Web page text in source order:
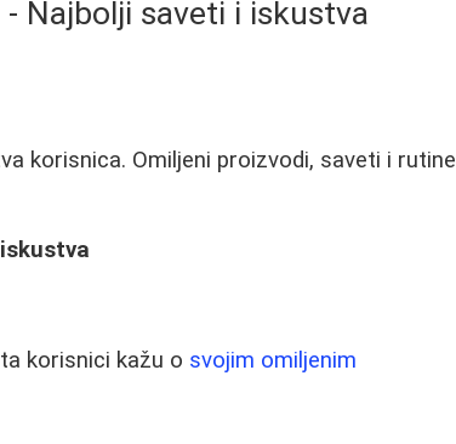
Najbolji saveti i iskustva
korisnica. Omiljeni proizvodi, saveti i rutine
korisnici kažu o svojim omiljenim